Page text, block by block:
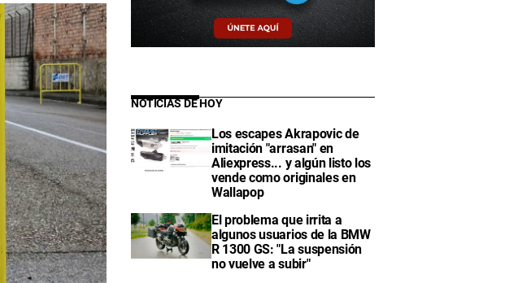
NOTICIAS DE HOY
Los escapes Akrapovic de
imitación "arrasan" en
Aliexpress... y algún listo los
vende como originales en
Wallapop
El problema que irrita a
algunos usuarios de la BMW
R 1300 GS: "La suspensión
no vuelve a subir"